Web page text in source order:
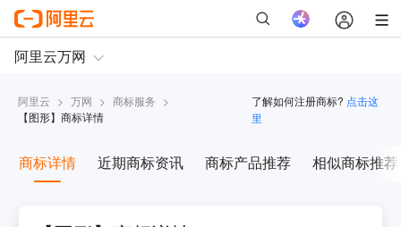
阿里云 > 万网 > 商标服务 >
【图形】商标详情
了解如何注册商标? 点击这
里
商标详情 近期商标资讯 商标产品推荐 相似商标推荐